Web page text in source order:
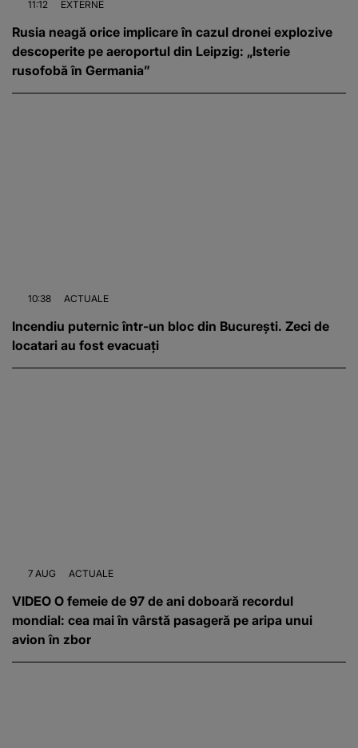
11:12 EXTERNE
Rusia neagă orice implicare în cazul dronei explozive
descoperite pe aeroportul din Leipzig: „Isterie
rusofobă în Germania”
10:38 ACTUALE
Incendiu puternic într-un bloc din București. Zeci de
locatari au fost evacuați
7 AUG ACTUALE
VIDEO O femeie de 97 de ani doboară recordul
mondial: cea mai în vârstă pasageră pe aripa unui
avion în zbor